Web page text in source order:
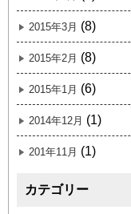
2015年3月 (8)
2015年2月 (8)
2015年1月 (6)
2014年12月 (1)
201年11月 (1)
カテゴリー